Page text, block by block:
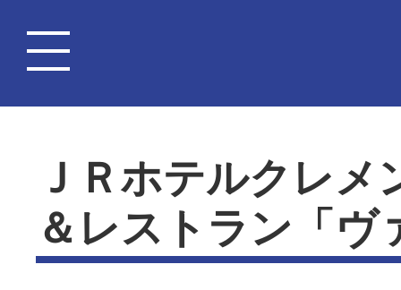
ＪＲホテルクレ
＆レストラン「